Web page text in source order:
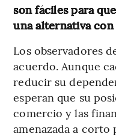
son fáciles para
una alternativa con
Los observadores
acuerdo. Aunque
reducir su
esperan que su
comercio y las
amenazada a corto